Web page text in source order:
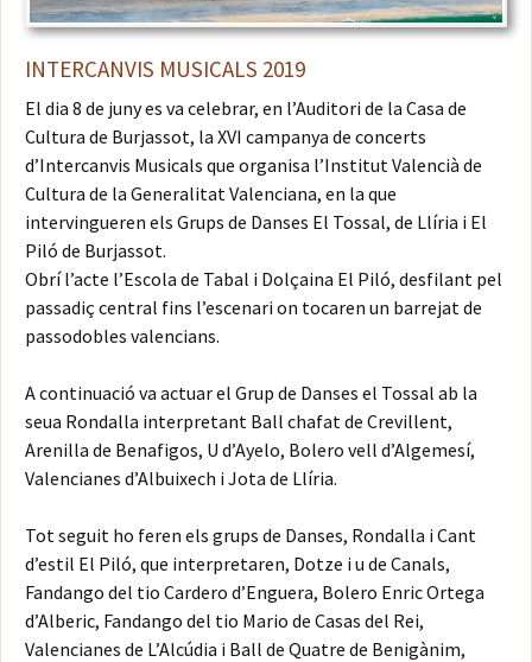
INTERCANVIS MUSICALS 2019
El dia 8 de juny es va celebrar, en l’Auditori de la Casa de
Cultura de Burjassot, la XVI campanya de concerts
d’Intercanvis Musicals que organisa l’Institut Valencià de
Cultura de la Generalitat Valenciana, en la que
intervingueren els Grups de Danses El Tossal, de Llíria i El
Piló de Burjassot.
Obrí l’acte l’Escola de Tabal i Dolçaina El Piló, desfilant pel
passadiç central fins l’escenari on tocaren un barrejat de
passodobles valencians.
A continuació va actuar el Grup de Danses el Tossal ab la
seua Rondalla interpretant Ball chafat de Crevillent,
Arenilla de Benafigos, U d’Ayelo, Bolero vell d’Algemesí,
Valencianes d’Albuixech i Jota de Llíria.
Tot seguit ho feren els grups de Danses, Rondalla i Cant
d’estil El Piló, que interpretaren, Dotze i u de Canals,
Fandango del tio Cardero d’Enguera, Bolero Enric Ortega
d’Alberic, Fandango del tio Mario de Casas del Rei,
Valencianes de L’Alcúdia i Ball de Quatre de Benigànim,